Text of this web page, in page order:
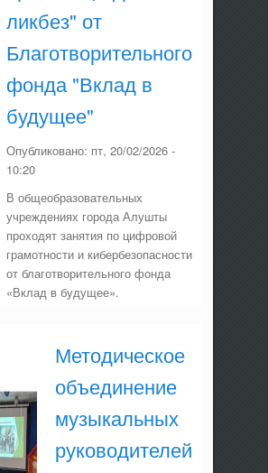
ликбез" от
Благотворительного
фонда "Вклад в
будущее"
Опубликовано: пт, 20/02/2026 -
10:20
В общеобразовательных
учреждениях города Алушты
проходят занятия по цифровой
грамотности и кибербезопасности
от благотворительного фонда
«Вклад в будущее».
Методическое
объединение
музыкальных
руководителей